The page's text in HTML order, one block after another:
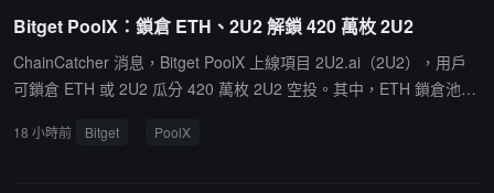
Bitget PoolX：鎖倉 ETH、2U2 解鎖 420 萬枚 2U2
ChainCatcher 消息，Bitget PoolX 上線項目 2U2.ai（2U2），用戶
可鎖倉 ETH 或 2U2 瓜分 420 萬枚 2U2 空投。其中，ETH 鎖倉池空
空投總量為 40 萬枚 2U2，個人鎖倉上限為 3,500 萬枚 2U2。鎖倉時
18 小時前 Bitget PoolX